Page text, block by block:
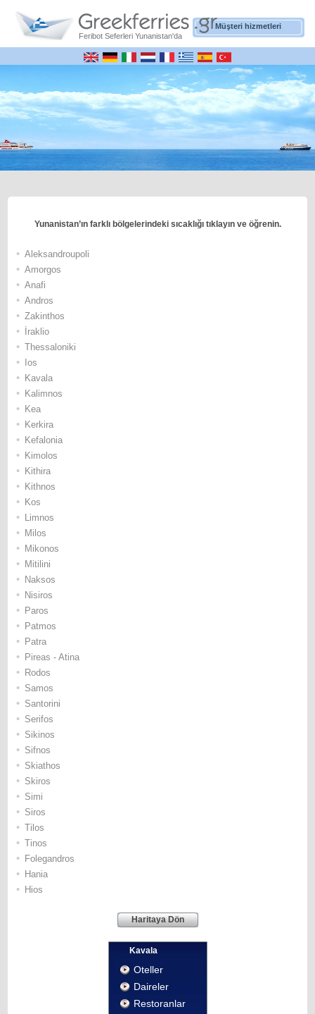
Feribot Seferleri Yunanistan'da
Müşteri hizmetleri
Yunanistan’ın farklı bölgelerindeki sıcaklığı tıklayın ve öğrenin.
• Αleksandroupoli
• Αmorgos
• Αnafi
• Andros
• Ζakinthos
• İraklio
• Thessaloniki
• Ios
• Κavala
• Κalimnos
• Κea
• Κerkira
• Κefalonia
• Κimolos
• Κithira
• Κithnos
• Κos
• Limnos
• Μilos
• Μikonos
• Μitilini
• Νaksos
• Νisiros
• Paros
• Patmos
• Patra
• Pireas - Atina
• Rodos
• Samos
• Santorini
• Serifos
• Sikinos
• Sifnos
• Skiathos
• Skiros
• Simi
• Siros
• Tilos
• Τinos
• Folegandros
• Hania
• Hios
Haritaya Dön
Κavala
Oteller
Daireler
Restoranlar